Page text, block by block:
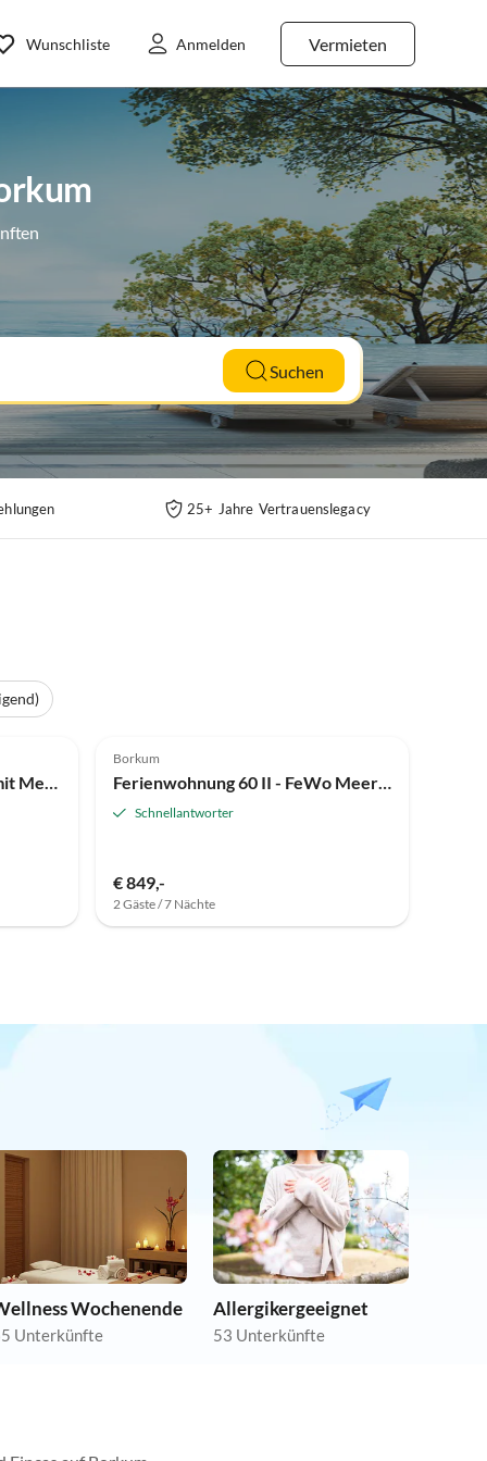
Vermieten
Wunschliste Anmelden
Suchen
25+ Jahre Vertrauenslegacy
Ferienwohnung 45 - FeWo mit Meerblick - Westbalkon - Haus Seeblick
Borkum
Ferienwohnung 60 II - FeWo Meerblick - Nordbalkon - Haus Seeblick
Schnellantworter
€ 849,-
2 Gäste / 7 Nächte
Wochenende
Unterkünfte
Allergikergeeignet
53 Unterkünfte